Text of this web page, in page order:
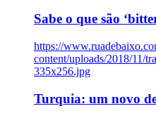
Sabe o que são
https://
content/uploads/2018/11/
335x256.jpg
Turquia: um novo